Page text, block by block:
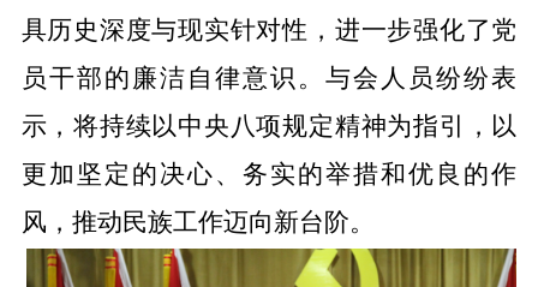
具历史深度与现实针对性，进一步强化了党
员干部的廉洁自律意识。与会人员纷纷表
示，将持续以中央八项规定精神为指引，以
更加坚定的决心、务实的举措和优良的作
风，推动民族工作迈向新台阶。